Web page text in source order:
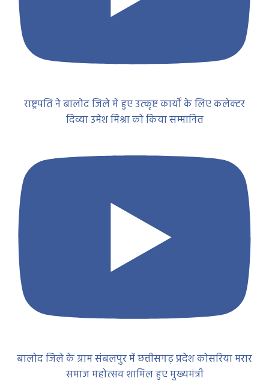
राष्ट्रपति ने बालोद जिले में हुए उत्कृष्ट कार्यों के लिए कलेक्टर
दिव्या उमेश मिश्रा को किया सम्मानित
बालोद जिले के ग्राम संबलपुर में छत्तीसगढ़ प्रदेश कोसरिया मरार
समाज महोत्सव शामिल हुए मुख्यमंत्री